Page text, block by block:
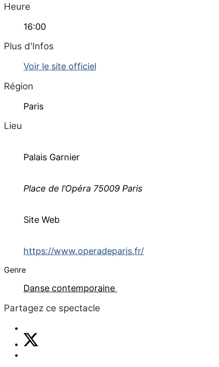
Heure
16:00
Plus d'Infos
Voir le site officiel
Région
Paris
Lieu
Palais Garnier
Place de l’Opéra 75009 Paris
Site Web
https://www.operadeparis.fr/
Genre
Danse contemporaine
Partagez ce spectacle